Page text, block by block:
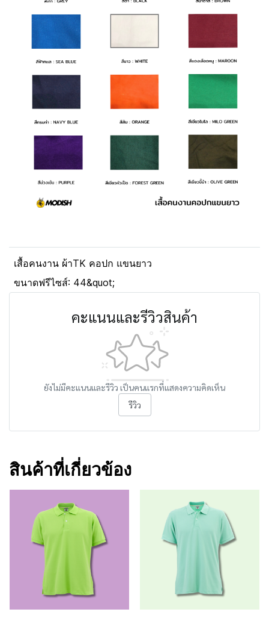
เสื้อคนงาน ผ้าTK คอปก แขนยาว
ขนาดฟรีไซส์: 44&quot;
คะแนนและรีวิวสินค้า
ยังไม่มีคะแนนและรีวิว เป็นคนแรกที่แสดงความคิดเห็น
รีวิว
สินค้าที่เกี่ยวข้อง